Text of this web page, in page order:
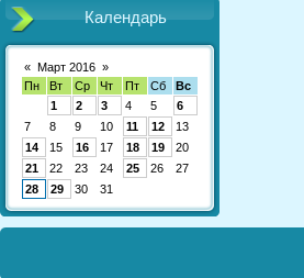
Календарь
« Март 2016 »
Пн
Вт Ср Чт Пт Сб
Вс
1
2 3 4 5
6
7
8 9 10 11 12
13
14
15 16 17 18 19
20
21
22 23 24 25 26
27
28
29 30 31